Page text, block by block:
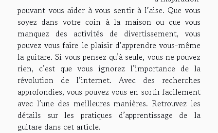
pouvant vous aider à vous sentir à l’aise. Que vous
soyez dans votre coin à la maison ou que vous
manquez des activités de divertissement, vous
pouvez vous faire le plaisir d’apprendre vous-même
la guitare. Si vous pensez qu’à seule, vous ne pouvez
rien, c’est que vous ignorez l’importance de la
révolution de l’internet. Avec des recherches
approfondies, vous pouvez vous en sortir facilement
avec l’une des meilleures manières. Retrouvez les
détails sur les pratiques d’apprentissage de la
guitare dans cet article.